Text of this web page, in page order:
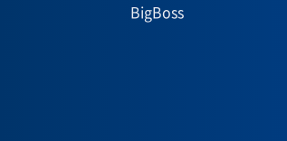
BigBoss